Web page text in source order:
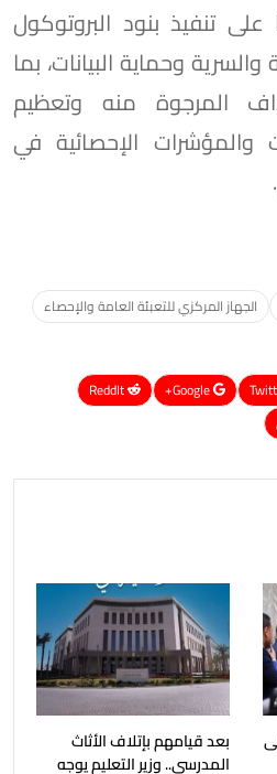
تنفيذ بنود البروتوكول
وحماية البيانات، بما
المرجوة منه وتعظيم
والمؤشرات الإحصائية في
الجهاز المركزي للتعبئة العامة والإحصاء
Google+
ReddIt
بعد قيامهم بإتلاف الأثاث
المدرسي.. وزير التعليم يوجه